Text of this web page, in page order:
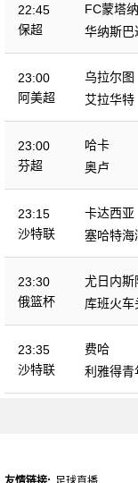
22:45
保超
FC蒙塔纳
华纳斯巴
23:00
阿美超
乌拉尔图
艾拉华特
23:00
芬超
哈卡
奥卢
23:15
沙特联
卡达西亚
塞哈特海
23:30
俄篮杯
尤日内斯
库班火车
23:35
沙特联
费哈
利雅得青